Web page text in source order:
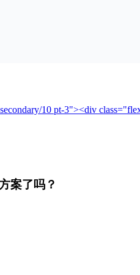
10 pt-3"><div
案了吗？